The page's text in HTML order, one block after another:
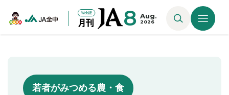
8 Aug.
2026
若者がみつめる農・食